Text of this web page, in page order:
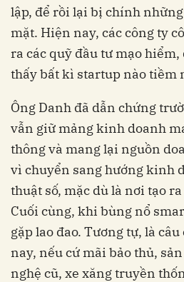
lập, để rồi lại bị chính
mặt. Hiện nay, các công ty
ra các quỹ đầu tư mạo
thấy bất kì startup nào tiềm
Ông Danh đã dẫn chứng
vẫn giữ mảng kinh doanh
thông và mang lại nguồn
vì chuyển sang hướng kinh
thuật số, mặc dù là nơi tạo
Cuối cùng, khi bùng nổ
gặp lao đao. Tương tự, là
nay, nếu cứ mãi bảo thủ,
nghệ cũ, xe xăng truyền